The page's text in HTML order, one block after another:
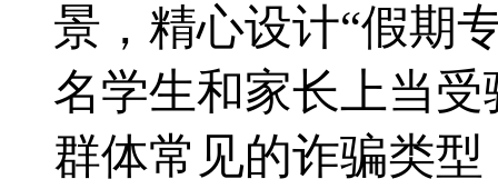
景，精心设计“假期
名学生和家长上当
群体常见的诈骗类